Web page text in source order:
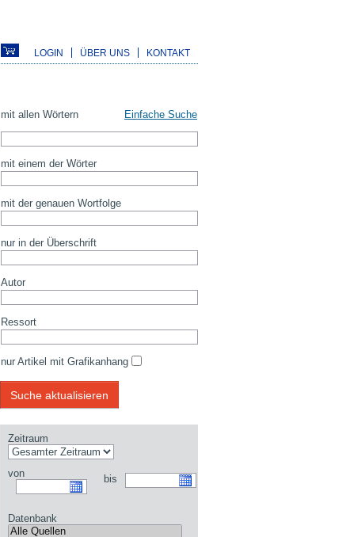
LOGIN ÜBER UNS KONTAKT
mit allen Wörtern Einfache Suche
mit einem der Wörter
mit der genauen Wortfolge
nur in der Überschrift
Autor
Ressort
nur Artikel mit Grafikanhang
Zeitraum
von bis
Datenbank